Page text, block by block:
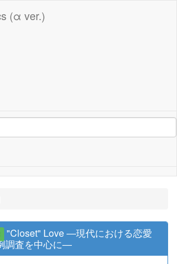
(α ver.)
"Closet" Love ―現代における恋愛
調査を中心に―